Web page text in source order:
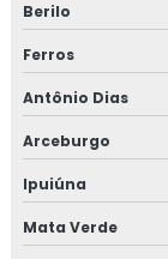
Berilo
Ferros
Antônio Dias
Arceburgo
Ipuiúna
Mata Verde